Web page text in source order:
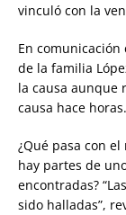
vinculó con la
En
de la familia
la causa aunque
causa hace horas.
¿Qué pasa con
hay partes de
encontradas?
sido halladas”,